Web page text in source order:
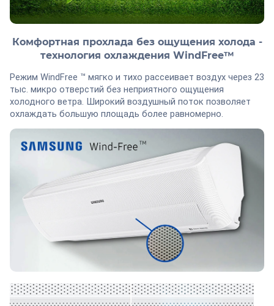
Комфортная прохлада без ощущения холода -
технология охлаждения WindFree™
Режим WindFree ™ мягко и тихо рассеивает воздух через 23
тыс. микро отверстий без неприятного ощущения
холодного ветра. Широкий воздушный поток позволяет
охлаждать большую площадь более равномерно.